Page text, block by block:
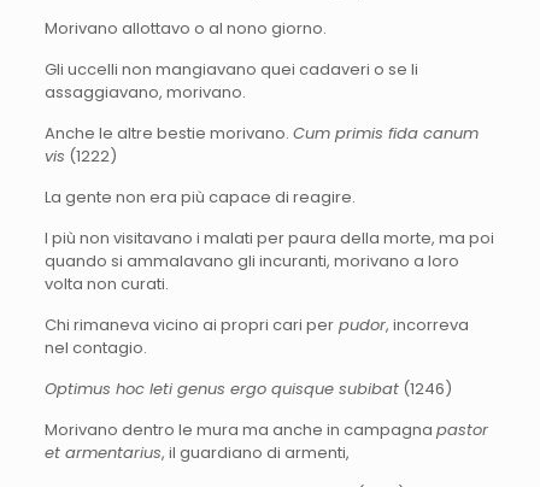
Morivano allottavo o al nono giorno.
Gli uccelli non mangiavano quei cadaveri o se li
assaggiavano, morivano.
Anche le altre bestie morivano. Cum primis fida canum
vis (1222)
La gente non era più capace di reagire.
I più non visitavano i malati per paura della morte, ma poi
quando si ammalavano gli incuranti, morivano a loro
volta non curati.
Chi rimaneva vicino ai propri cari perpudor, incorreva
nel contagio.
Optimus hoc leti genus ergo quisque subibat(1246)
Morivano dentro le mura ma anche in campagna pastor
et armentarius, il guardiano di armenti,